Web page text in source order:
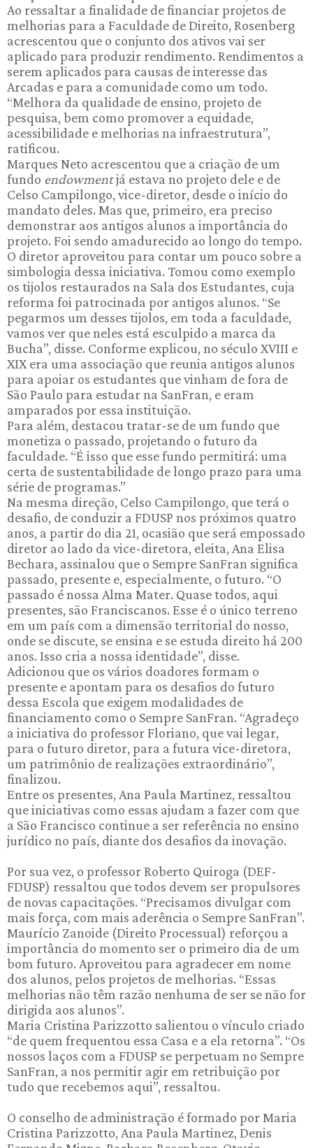
Ao ressaltar a finalidade de financiar projetos de
melhorias para a Faculdade de Direito, Rosenberg
acrescentou que o conjunto dos ativos vai ser
aplicado para produzir rendimento. Rendimentos a
serem aplicados para causas de interesse das
Arcadas e para a comunidade como um todo.
“Melhora da qualidade de ensino, projeto de
pesquisa, bem como promover a equidade,
acessibilidade e melhorias na infraestrutura”,
ratificou.
Marques Neto acrescentou que a criação de um
fundo endowmentjá estava no projeto dele e de
Celso Campilongo, vice-diretor, desde o início do
mandato deles. Mas que, primeiro, era preciso
demonstrar aos antigos alunos a importância do
projeto. Foi sendo amadurecido ao longo do tempo.
O diretor aproveitou para contar um pouco sobre a
simbologia dessa iniciativa. Tomou como exemplo
os tijolos restaurados na Sala dos Estudantes, cuja
reforma foi patrocinada por antigos alunos. “Se
pegarmos um desses tijolos, em toda a faculdade,
vamos ver que neles está esculpido a marca da
Bucha”, disse. Conforme explicou, no século XVIII e
XIX era uma associação que reunia antigos alunos
para apoiar os estudantes que vinham de fora de
São Paulo para estudar na SanFran, e eram
amparados por essa instituição.
Para além, destacou tratar-se de um fundo que
monetiza o passado, projetando o futuro da
faculdade. “É isso que esse fundo permitirá: uma
certa de sustentabilidade de longo prazo para uma
série de programas.”
Na mesma direção, Celso Campilongo, que terá o
desafio, de conduzir a FDUSP nos próximos quatro
anos, a partir do dia 21, ocasião que será empossado
diretor ao lado da vice-diretora, eleita, Ana Elisa
Bechara, assinalou que o Sempre SanFran significa
passado, presente e, especialmente, o futuro. “O
passado é nossa Alma Mater. Quase todos, aqui
presentes, são Franciscanos. Esse é o único terreno
em um país com a dimensão territorial do nosso,
onde se discute, se ensina e se estuda direito há 200
anos. Isso cria a nossa identidade”, disse.
Adicionou que os vários doadores formam o
presente e apontam para os desafios do futuro
dessa Escola que exigem modalidades de
financiamento como o Sempre SanFran. “Agradeço
a iniciativa do professor Floriano, que vai legar,
para o futuro diretor, para a futura vice-diretora,
um patrimônio de realizações extraordinário”,
finalizou.
Entre os presentes, Ana Paula Martinez, ressaltou
que iniciativas como essas ajudam a fazer com que
a São Francisco continue a ser referência no ensino
jurídico no país, diante dos desafios da inovação.
Por sua vez, o professor Roberto Quiroga (DEF-
FDUSP) ressaltou que todos devem ser propulsores
de novas capacitações. “Precisamos divulgar com
mais força, com mais aderência o Sempre SanFran”.
Maurício Zanoide (Direito Processual) reforçou a
importância do momento ser o primeiro dia de um
bom futuro. Aproveitou para agradecer em nome
dos alunos, pelos projetos de melhorias. “Essas
melhorias não têm razão nenhuma de ser se não for
dirigida aos alunos”.
Maria Cristina Parizzotto salientou o vínculo criado
“de quem frequentou essa Casa e a ela retorna”. “Os
nossos laços com a FDUSP se perpetuam no Sempre
SanFran, a nos permitir agir em retribuição por
tudo que recebemos aqui”, ressaltou.
O conselho de administração é formado por Maria
Cristina Parizzotto, Ana Paula Martinez, Denis